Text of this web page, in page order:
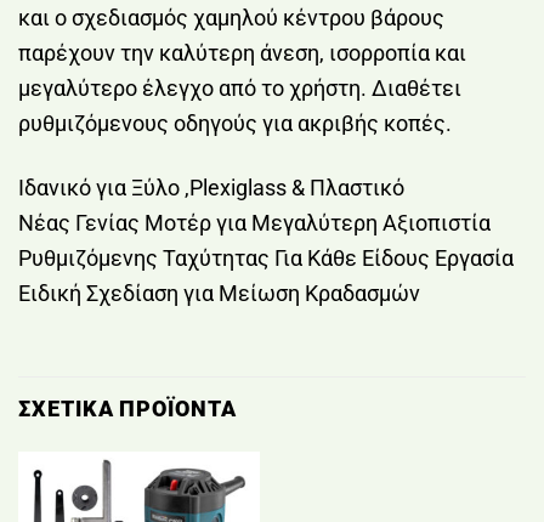
και ο σχεδιασμός χαμηλού κέντρου βάρους
παρέχουν την καλύτερη άνεση, ισορροπία και
μεγαλύτερο έλεγχο από το χρήστη. Διαθέτει
ρυθμιζόμενους οδηγούς για ακριβής κοπές.
Ιδανικό για Ξύλο ,Plexiglass & Πλαστικό
Νέας Γενίας Μοτέρ για Μεγαλύτερη Αξιοπιστία
Ρυθμιζόμενης Ταχύτητας Για Κάθε Είδους Εργασία
Ειδική Σχεδίαση για Μείωση Κραδασμών
ΣΧΕΤΙΚΆ ΠΡΟΪΌΝΤΑ